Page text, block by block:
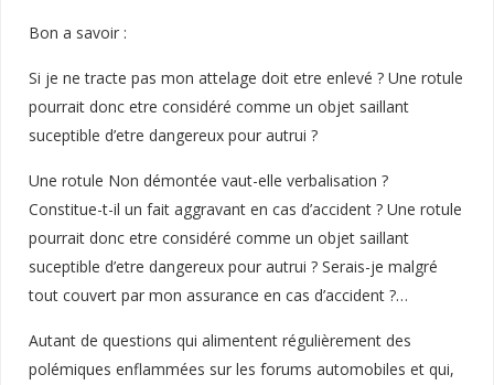
Bon a savoir :
Si je ne tracte pas mon attelage doit etre enlevé ? Une rotule
pourrait donc etre considéré comme un objet saillant
suceptible d’etre dangereux pour autrui ?
Une rotule Non démontée vaut-elle verbalisation ?
Constitue-t-il un fait aggravant en cas d’accident ? Une rotule
pourrait donc etre considéré comme un objet saillant
suceptible d’etre dangereux pour autrui ? Serais-je malgré
tout couvert par mon assurance en cas d’accident ?…
Autant de questions qui alimentent régulièrement des
polémiques enflammées sur les forums automobiles et qui,